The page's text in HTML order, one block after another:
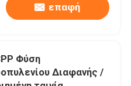
ταινία περικαλυμμάτων
επαφή
Φύση
Διαφανής /